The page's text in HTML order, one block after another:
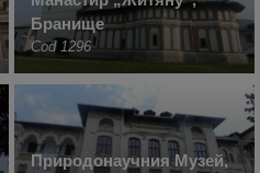
Бранище
Cod 1296
Природонаучния Музей,